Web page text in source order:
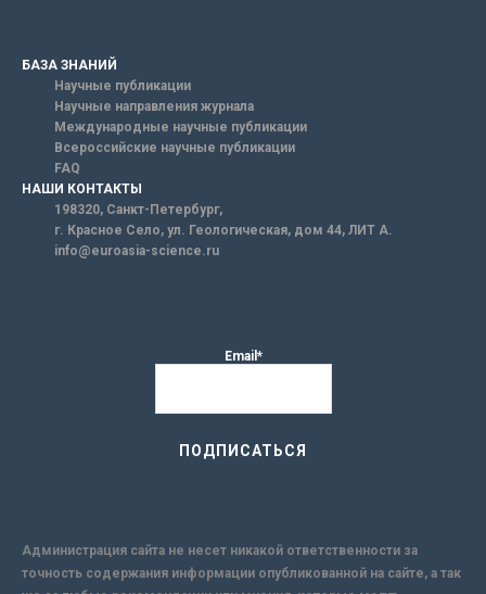
БАЗА ЗНАНИЙ
Научные публикации
Научные направления журнала
Международные научные публикации
Всероссийские научные публикации
FAQ
НАШИ КОНТАКТЫ
198320, Санкт-Петербург,
г. Красное Село, ул. Геологическая, дом 44, ЛИТ А.
info@euroasia-science.ru
Email*
Администрация сайта не несет никакой ответственности за
точность содержания информации опубликованной на сайте, а так